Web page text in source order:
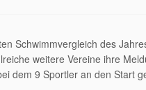
Schwimmvergleich des
weitere Vereine ihre
dem 9 Sportler an den Start